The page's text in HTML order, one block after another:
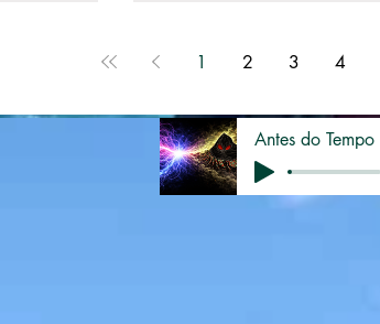
1 2 3 4
Antes do Tempo